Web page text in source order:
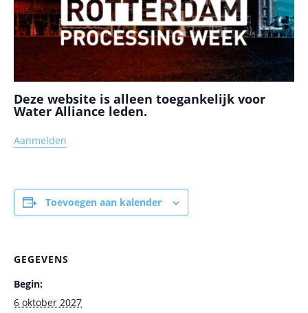
Deze website is alleen toegankelijk voor
Water Alliance leden.
Aanmelden
Toevoegen aan kalender
GEGEVENS
Begin:
6 oktober 2027